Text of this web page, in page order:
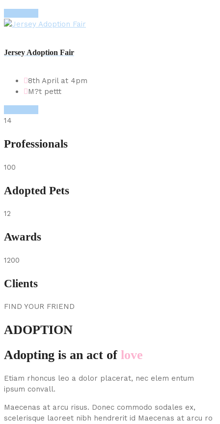
Jersey Adoption Fair
8th April at 4pm
M?t pettt
14
Professionals
100
Adopted Pets
12
Awards
1200
Clients
FIND YOUR FRIEND
ADOPTION
Adopting is an act of love
Etiam rhoncus leo a dolor placerat, nec elem entum
ipsum convall.
Maecenas at arcu risus. Donec commodo sodales ex,
scelerisque laoreet nibh hendrerit id Maecenas at arcu ro